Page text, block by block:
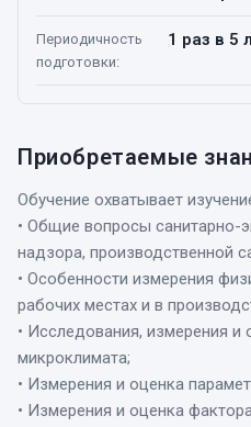
Периодичность
подготовки:
1 раз в 5
Приобретаемые
Обучение охватывает
• Общие вопросы санитарно-
надзора, производственной
• Особенности измерения
рабочих местах и в
• Исследования, измерения и
микроклимата;
• Измерения и оценка
• Измерения и оценка